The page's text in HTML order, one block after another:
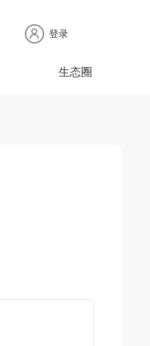
登录
生态圈